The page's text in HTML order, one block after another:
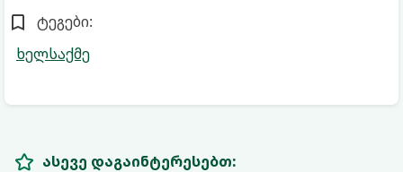
ტეგები:
ხელსაქმე
ასევე დაგაინტერესებთ: